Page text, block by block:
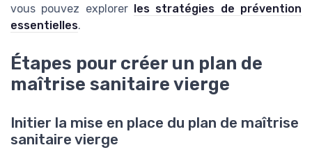
vous pouvez explorer
les stratégies de prévention
essentielles.
Étapes pour créer un plan de
maîtrise sanitaire vierge
Initier la mise en place du plan de maîtrise
sanitaire vierge